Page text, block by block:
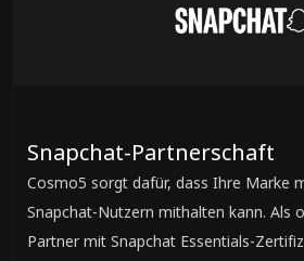
Snapchat-Partnerschaft
Cosmo5 sorgt dafür, dass Ihre Marke
Snapchat-Nutzern mithalten kann. Als
Partner mit Snapchat Essentials-